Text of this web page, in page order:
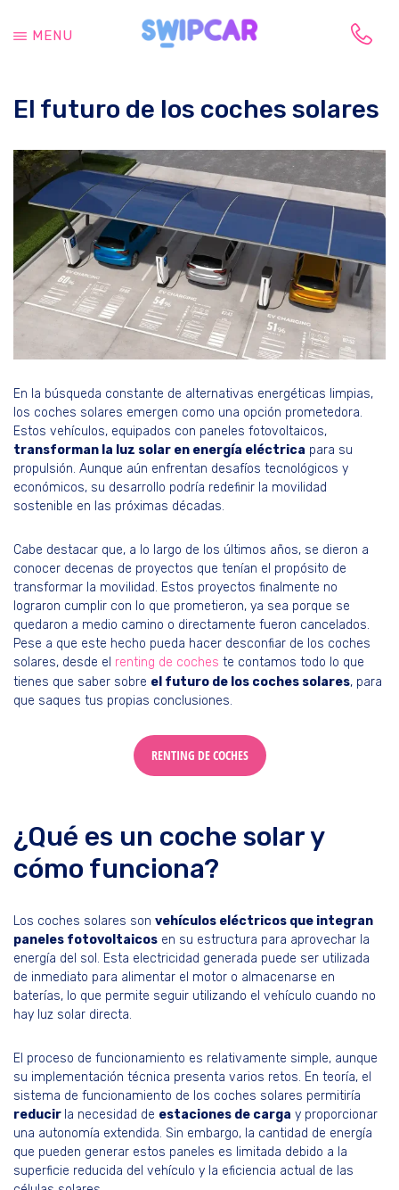
principal
cambia,
tu
también
MENU
El futuro de los coches solares
En la búsqueda constante de alternativas energéticas limpias,
los coches solares emergen como una opción prometedora.
Estos vehículos, equipados con paneles fotovoltaicos,
transforman la luz solar en energía eléctrica para su
propulsión. Aunque aún enfrentan desafíos tecnológicos y
económicos, su desarrollo podría redefinir la movilidad
sostenible en las próximas décadas.
Cabe destacar que, a lo largo de los últimos años, se dieron a
conocer decenas de proyectos que tenían el propósito de
transformar la movilidad. Estos proyectos finalmente no
lograron cumplir con lo que prometieron, ya sea porque se
quedaron a medio camino o directamente fueron cancelados.
Pese a que este hecho pueda hacer desconfiar de los coches
solares, desde el renting de coches te contamos todo lo que
tienes que saber sobre el futuro de los coches solares, para
que saques tus propias conclusiones.
RENTING DE COCHES
¿Qué es un coche solar y
cómo funciona?
Los coches solares son vehículos eléctricos que integran
paneles fotovoltaicos en su estructura para aprovechar la
energía del sol. Esta electricidad generada puede ser utilizada
de inmediato para alimentar el motor o almacenarse en
baterías, lo que permite seguir utilizando el vehículo cuando no
hay luz solar directa.
El proceso de funcionamiento es relativamente simple, aunque
su implementación técnica presenta varios retos. En teoría, el
sistema de funcionamiento de los coches solares permitiría
reducir la necesidad de estaciones de carga y proporcionar
una autonomía extendida. Sin embargo, la cantidad de energía
que pueden generar estos paneles es limitada debido a la
superficie reducida del vehículo y la eficiencia actual de las